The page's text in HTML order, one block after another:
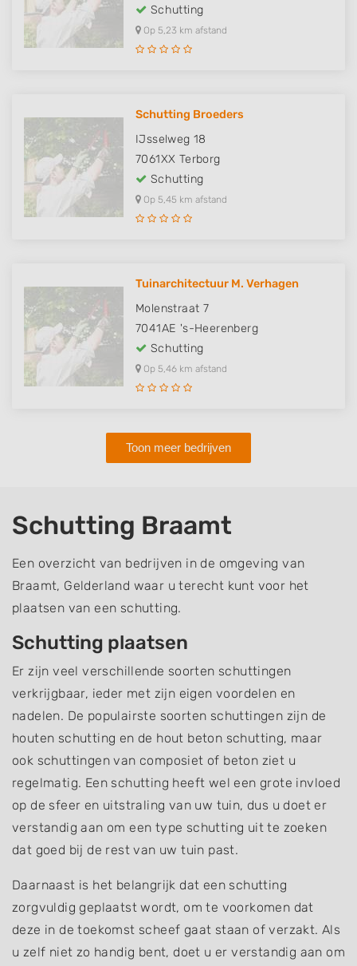
Schutting
Op 5,23 km afstand
Schutting Broeders
IJsselweg 18
7061XX Terborg
Schutting
Op 5,45 km afstand
Tuinarchitectuur M. Verhagen
Molenstraat 7
7041AE 's-Heerenberg
Schutting
Op 5,46 km afstand
Toon meer bedrijven
Schutting Braamt
Een overzicht van bedrijven in de omgeving van
Braamt, Gelderland waar u terecht kunt voor het
plaatsen van een schutting.
Schutting plaatsen
Er zijn veel verschillende soorten schuttingen
verkrijgbaar, ieder met zijn eigen voordelen en
nadelen. De populairste soorten schuttingen zijn de
houten schutting en de hout beton schutting, maar
ook schuttingen van composiet of beton ziet u
regelmatig. Een schutting heeft wel een grote invloed
op de sfeer en uitstraling van uw tuin, dus u doet er
verstandig aan om een type schutting uit te zoeken
dat goed bij de rest van uw tuin past.
Daarnaast is het belangrijk dat een schutting
zorgvuldig geplaatst wordt, om te voorkomen dat
deze in de toekomst scheef gaat staan of verzakt. Als
u zelf niet zo handig bent, doet u er verstandig aan om